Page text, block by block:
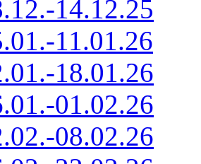
14.12.25
11.01.26
18.01.26
01.02.26
08.02.26